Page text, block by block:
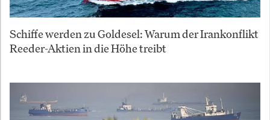
Schiffe werden zu Goldesel: Warum der Irankonflikt
Reeder-Aktien in die Höhe treibt